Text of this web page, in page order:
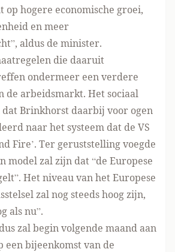
op hogere economische groei,
en meer
aldus de minister.
die daaruit
ondermeer een verdere
de arbeidsmarkt. Het sociaal
dat Brinkhorst daarbij voor ogen
naar het systeem dat de VS
Fire’. Ter geruststelling voegde
model zal zijn dat “de Europese
Het niveau van het Europese
zal nog steeds hoog zijn,
als nu”.
zal begin volgende maand aan
een bijeenkomst van de